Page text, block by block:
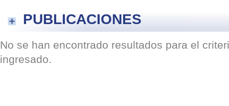
PUBLICACIONES
No se han encontrado resultados para el
ingresado.